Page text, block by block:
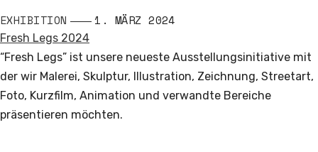
EXHIBITION 1. MÄRZ 2024
Fresh Legs 2024
“Fresh Legs” ist unsere neueste Ausstellungsinitiative mit
der wir Malerei, Skulptur, Illustration, Zeichnung, Streetart,
Foto, Kurzfilm, Animation und verwandte Bereiche
präsentieren möchten.